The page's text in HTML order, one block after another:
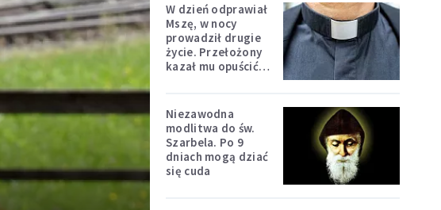
W dzień odprawiał
Mszę, w nocy
prowadził drugie
życie. Przełożony
kazał mu opuścić
Niezawodna
modlitwa do św.
Szarbela. Po 9
dniach mogą dziać
się cuda